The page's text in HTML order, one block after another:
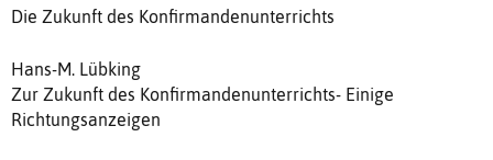
Die Zukunft des Konfirmandenunterrichts
Hans-M. Lübking
Zur Zukunft des Konfirmandenunterrichts- Einige
Richtungsanzeigen